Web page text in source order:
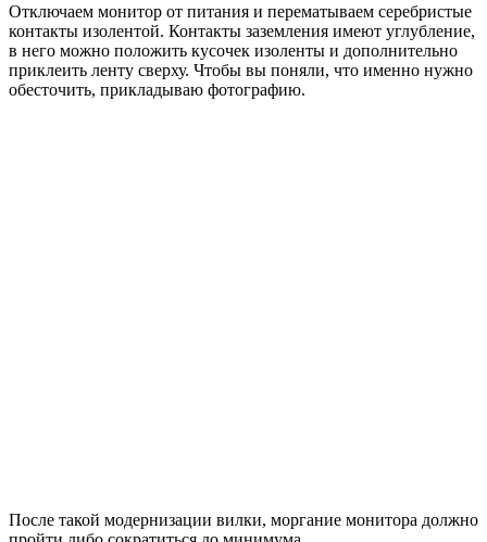
Отключаем монитор от питания и перематываем серебристые
контакты изолентой. Контакты заземления имеют углубление,
в него можно положить кусочек изоленты и дополнительно
приклеить ленту сверху. Чтобы вы поняли, что именно нужно
обесточить, прикладываю фотографию.
После такой модернизации вилки, моргание монитора должно